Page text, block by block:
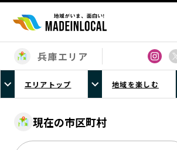
エリアから探す
北海道エリア
青森エリア
岩手エリア
兵庫エリア
エリアトップ 地域を楽しむ
現在の市区町村